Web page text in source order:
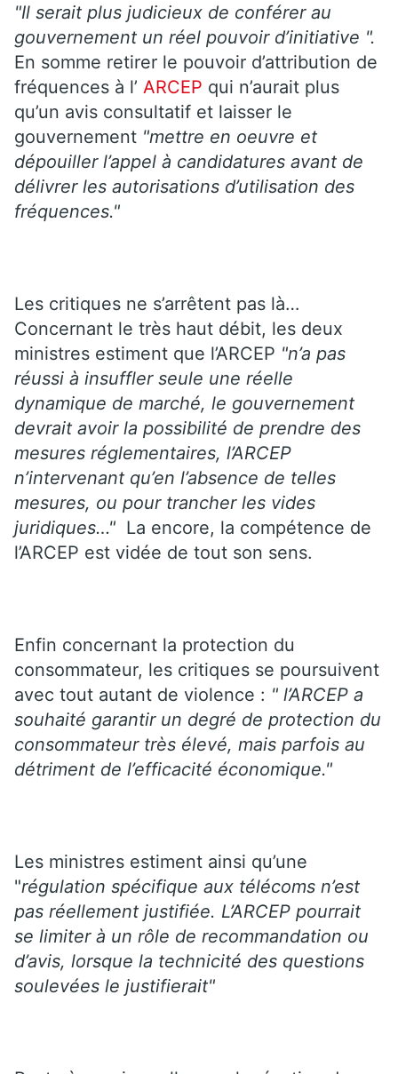
"Il serait plus judicieux de conférer au
gouvernement un réel pouvoir d’initiative ".
En somme retirer le pouvoir d’attribution de
fréquences à l’ ARCEP qui n’aurait plus
qu’un avis consultatif et laisser le
gouvernement "mettre en oeuvre et
dépouiller l’appel à candidatures avant de
délivrer les autorisations d’utilisation des
fréquences."
Les critiques ne s’arrêtent pas là…
Concernant le très haut débit, les deux
ministres estiment que l’ARCEP "n’a pas
réussi à insuffler seule une réelle
dynamique de marché, le gouvernement
devrait avoir la possibilité de prendre des
mesures réglementaires, l’ARCEP
n’intervenant qu’en l’absence de telles
mesures, ou pour trancher les vides
juridiques…" La encore, la compétence de
l’ARCEP est vidée de tout son sens.
Enfin concernant la protection du
consommateur, les critiques se poursuivent
avec tout autant de violence : " l’ARCEP a
souhaité garantir un degré de protection du
consommateur très élevé, mais parfois au
détriment de l’efficacité économique."
Les ministres estiment ainsi qu’une
"régulation spécifique aux télécoms n’est
pas réellement justifiée. L’ARCEP pourrait
se limiter à un rôle de recommandation ou
d’avis, lorsque la technicité des questions
soulevées le justifierait"